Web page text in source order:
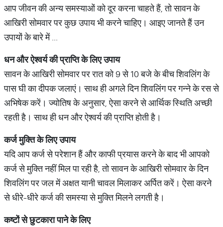
आप जीवन की अन्य समस्याओं को दूर करना चाहते हैं, तो सावन के
आखिरी सोमवार पर कुछ उपाय भी करने चाहिए। आइए जानते हैं उन
उपायों के बारे में...
धन और ऐश्वर्य की प्राप्ति के लिए उपाय
सावन के आखिरी सोमवार पर रात को 9 से 10 बजे के बीच शिवलिंग के
पास घी का दीपक जलाएं। साथ ही अगले दिन शिवलिंग पर गन्ने के रस से
अभिषेक करें। ज्योतिष के अनुसार, ऐसा करने से आर्थिक स्थिति अच्छी
रहती है। साथ ही धन और ऐश्वर्य की प्राप्ति होती है।
कर्ज मुक्ति के लिए उपाय
यदि आप कर्ज से परेशान हैं और काफी प्रयास करने के बाद भी आपको
कर्ज से मुक्ति नहीं मिल पा रही है, तो सावन के आखिरी सोमवार के दिन
शिवलिंग पर जल में अक्षत यानी चावल मिलाकर अर्पित करें। ऐसा करने
से धीरे-धीरे कर्ज की समस्या से मुक्ति मिलने लगती है।
कष्टों से छुटकारा पाने के लिए